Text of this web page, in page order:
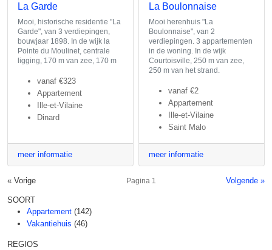
La Garde
Mooi, historische residentie "La
Garde", van 3 verdiepingen,
bouwjaar 1898. In de wijk la
Pointe du Moulinet, centrale
ligging, 170 m van zee, 170 m
vanaf €323
Appartement
Ille-et-Vilaine
Dinard
meer informatie
La Boulonnaise
Mooi herenhuis "La
Boulonnaise", van 2
verdiepingen. 3 appartementen
in de woning. In de wijk
Courtoisville, 250 m van zee,
250 m van het strand.
vanaf €2
Appartement
Ille-et-Vilaine
Saint Malo
meer informatie
« Vorige Volgende »
Pagina 1
SOORT
Appartement (142)
Vakantiehuis (46)
REGIOS